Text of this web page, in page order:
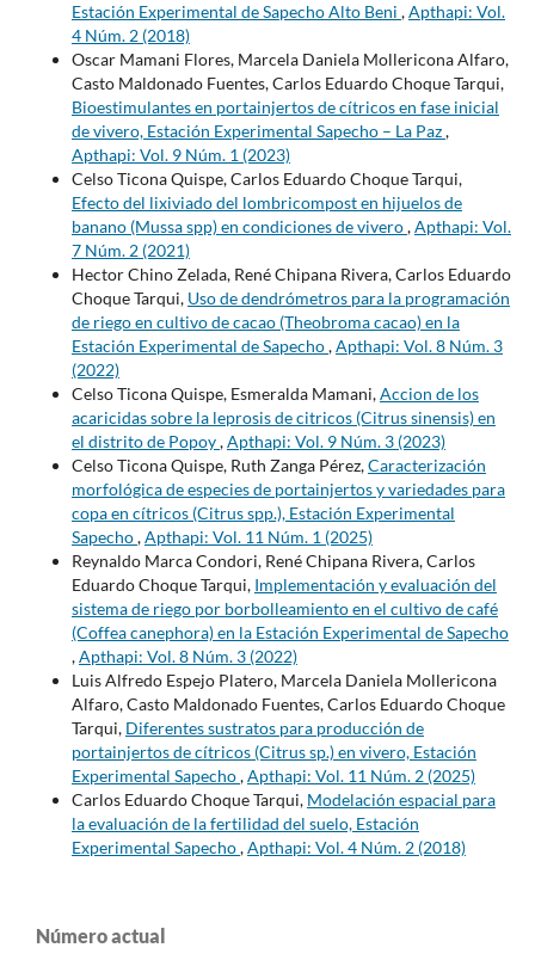
Estación Experimental de Sapecho Alto Beni ,Apthapi: Vol.
4 Núm. 2 (2018)
Oscar Mamani Flores, Marcela Daniela Mollericona Alfaro,
Casto Maldonado Fuentes, Carlos Eduardo Choque Tarqui,
Bioestimulantes en portainjertos de cítricos en fase inicial
de vivero, Estación Experimental Sapecho – La Paz,
Apthapi: Vol. 9 Núm. 1 (2023)
Celso Ticona Quispe, Carlos Eduardo Choque Tarqui,
Efecto del lixiviado del lombricompost en hijuelos de
banano (Mussa spp) en condiciones de vivero,Apthapi: Vol.
7 Núm. 2 (2021)
Hector Chino Zelada, René Chipana Rivera, Carlos Eduardo
Choque Tarqui, Uso de dendrómetros para la programación
de riego en cultivo de cacao (Theobroma cacao) en la
Estación Experimental de Sapecho,Apthapi: Vol. 8 Núm. 3
(2022)
Celso Ticona Quispe, Esmeralda Mamani,Accion de los
acaricidas sobre la leprosis de citricos (Citrus sinensis) en
el distrito de Popoy,Apthapi: Vol. 9 Núm. 3 (2023)
Celso Ticona Quispe, Ruth Zanga Pérez,Caracterización
morfológica de especies de portainjertos y variedades para
copa en cítricos (Citrus spp.), Estación Experimental
Sapecho,Apthapi: Vol. 11 Núm. 1 (2025)
Reynaldo Marca Condori, René Chipana Rivera, Carlos
Eduardo Choque Tarqui, Implementación y evaluación del
sistema de riego por borbolleamiento en el cultivo de café
(Coffea canephora) en la Estación Experimental de Sapecho
,Apthapi: Vol. 8 Núm. 3 (2022)
Luis Alfredo Espejo Platero, Marcela Daniela Mollericona
Alfaro, Casto Maldonado Fuentes, Carlos Eduardo Choque
Tarqui, Diferentes sustratos para producción de
portainjertos de cítricos (Citrus sp.) en vivero, Estación
Experimental Sapecho,Apthapi: Vol. 11 Núm. 2 (2025)
Carlos Eduardo Choque Tarqui, Modelación espacial para
la evaluación de la fertilidad del suelo, Estación
Experimental Sapecho,Apthapi: Vol. 4 Núm. 2 (2018)
Número actual